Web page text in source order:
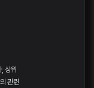
상위
관련